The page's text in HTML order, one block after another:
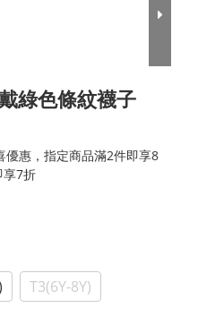
綠色條紋襪子
惠，指定商品滿2件即享8
享7折
T3(6Y-8Y)